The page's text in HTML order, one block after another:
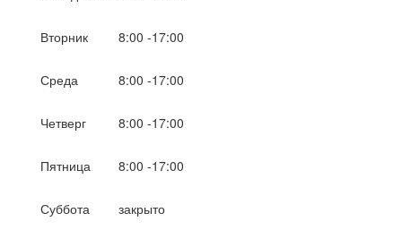
Вторник 8:00 -17:00
Среда 8:00 -17:00
Четверг 8:00 -17:00
Пятница 8:00 -17:00
Суббота закрыто